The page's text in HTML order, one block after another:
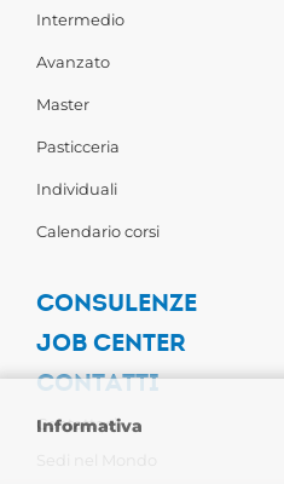
Intermedio
Avanzato
Master
Pasticceria
Individuali
Calendario corsi
CONSULENZE
JOB CENTER
CONTATTI
Contattaci
Informativa